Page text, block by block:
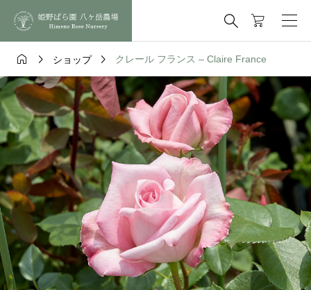

  ショップ  クレール フランス – Claire France